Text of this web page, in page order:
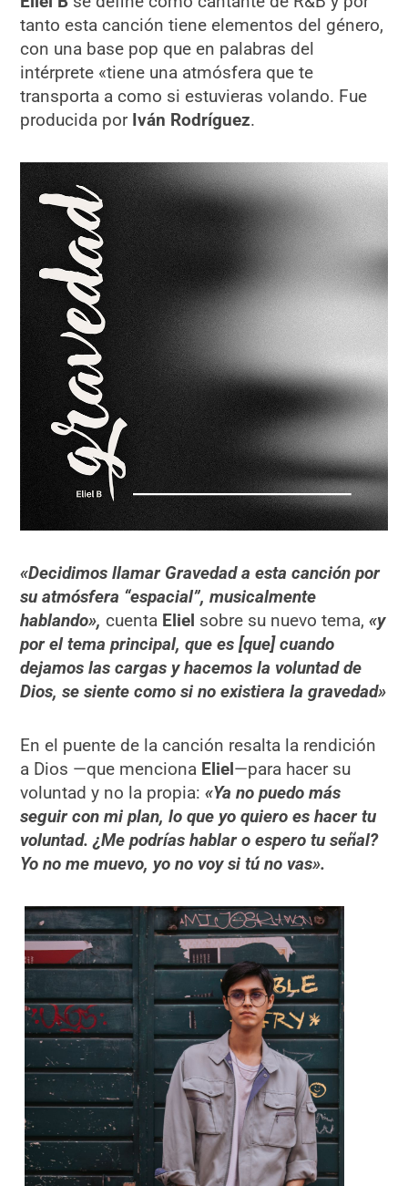
tanto esta canción tiene elementos del género,
con una base pop que en palabras del
intérprete «tiene una atmósfera que te
transporta a como si estuvieras volando. Fue
producida por Iván Rodríguez.
«Decidimos llamar Gravedad a esta canción por
su atmósfera “espacial”, musicalmente
hablando», cuenta Eliel sobre su nuevo tema,«y
por el tema principal, que es [que] cuando
dejamos las cargas y hacemos la voluntad de
Dios, se siente como si no existiera la gravedad»
En el puente de la canción resalta la rendición
a Dios —que menciona Eliel—para hacer su
voluntad y no la propia:«Ya no puedo más
seguir con mi plan, lo que yo quiero es hacer tu
voluntad. ¿Me podrías hablar o espero tu señal?
Yo no me muevo, yo no voy si tú no vas».